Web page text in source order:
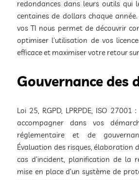
redondances dans leurs outils qui
centaines de dollars chaque
vos TI nous permet de découvrir
optimiser l’utilisation de vos
efficace et maximiser votre retour
Gouvernance des
Loi 25, RGPD, LPRPDE, ISO 27001
accompagner dans vos
réglementaire et de
Évaluation des risques, élaboration
cas d’incident, planification de la
mise en place d’un système de